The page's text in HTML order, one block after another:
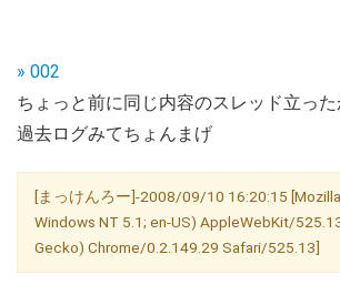
» 002
ちょっと前に同じ内容のスレッド立った
過去ログみてちょんまげ
[まっけんろー]-2008/09/10 16:20:15
Windows NT 5.1; en-US) AppleWebKit/
Gecko) Chrome/0.2.149.29 Safari/525.13]